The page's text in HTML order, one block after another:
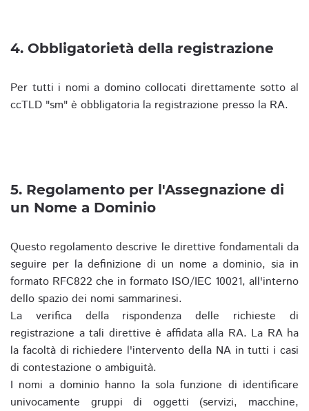
4. Obbligatorietà della registrazione
Per tutti i nomi a domino collocati direttamente sotto al
ccTLD "sm" è obbligatoria la registrazione presso la RA.
5. Regolamento per l'Assegnazione di
un Nome a Dominio
Questo regolamento descrive le direttive fondamentali da
seguire per la definizione di un nome a dominio, sia in
formato RFC822 che in formato ISO/IEC 10021, all'interno
dello spazio dei nomi sammarinesi.
La verifica della rispondenza delle richieste di
registrazione a tali direttive è affidata alla RA. La RA ha
la facoltà di richiedere l'intervento della NA in tutti i casi
di contestazione o ambiguità.
I nomi a dominio hanno la sola funzione di identificare
univocamente gruppi di oggetti (servizi, macchine,